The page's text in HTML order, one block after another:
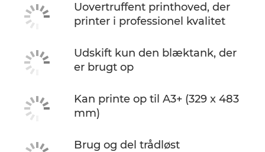
KØB BLÆK
Uovertruffent printhoved, der
printer i professionel kvalitet
Udskift kun den blæktank, der
er brugt op
Kan printe op til A3+ (329 x 483
mm)
Brug og del trådløst